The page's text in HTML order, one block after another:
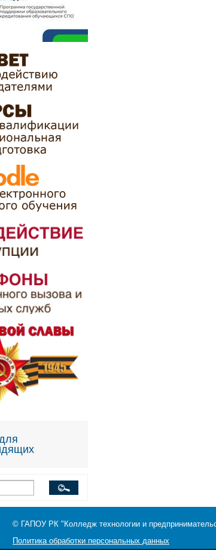
© ГАПОУ РК "Колледж технологии и
Политика обработки персональных данных